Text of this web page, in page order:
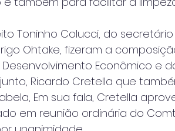
Toninho Colucci, do
Ohtake, fizeram a
Econômico e
Ricardo Cretella que
Em sua fala, Cretella
em reunião ordinária do